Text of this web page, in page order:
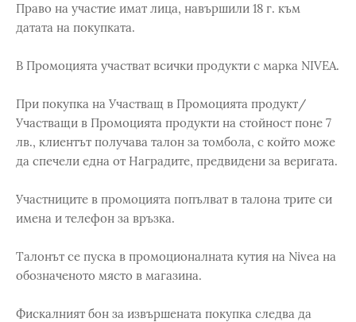
Право на участие имат лица, навършили 18 г. към
датата на покупката.
В Промоцията участват всички продукти с марка NIVEA.
При покупка на Участващ в Промоцията продукт/
Участващи в Промоцията продукти на стойност поне 7
лв., клиентът получава талон за томбола, с който може
да спечели една от Наградите, предвидени за веригата.
Участниците в промоцията попълват в талона трите си
имена и телефон за връзка.
Талонът се пуска в промоционалната кутия на Nivea на
обозначеното място в магазина.
Фискалният бон за извършената покупка следва да